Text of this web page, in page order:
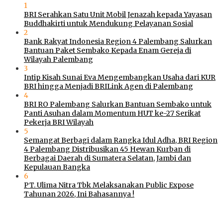
1
BRI Serahkan Satu Unit Mobil Jenazah kepada Yayasan
Buddhakirti untuk Mendukung Pelayanan Sosial
2
Bank Rakyat Indonesia Region 4 Palembang Salurkan
Bantuan Paket Sembako Kepada Enam Gereja di
Wilayah Palembang
3
Intip Kisah Sunai Eva Mengembangkan Usaha dari KUR
BRI hingga Menjadi BRILink Agen di Palembang
4
BRI RO Palembang Salurkan Bantuan Sembako untuk
Panti Asuhan dalam Momentum HUT ke-27 Serikat
Pekerja BRI Wilayah
5
Semangat Berbagi dalam Rangka Idul Adha, BRI Region
4 Palembang Distribusikan 45 Hewan Kurban di
Berbagai Daerah di Sumatera Selatan, Jambi dan
Kepulauan Bangka
6
PT. Ulima Nitra Tbk Melaksanakan Public Expose
Tahunan 2026, Ini Bahasannya !